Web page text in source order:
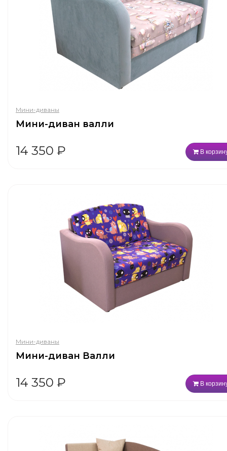
Мини-диваны
Мини-диван валли
14 350 ₽ В
Мини-диваны
Мини-диван Валли
14 350 ₽ В